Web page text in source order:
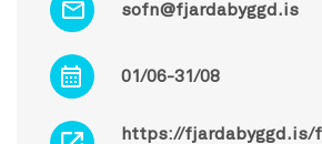
sofn@fjardabyggd.is
01/06-31/08
https://fjardabyggd.is/